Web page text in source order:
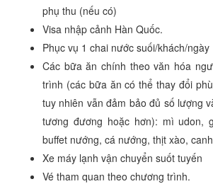
phụ thu (nếu có)
Visa nhập cảnh Hàn Quốc.
Phục vụ 1 chai nước suối/khách/ngày
Các bữa ăn chính theo văn hóa
trình (các bữa ăn có thể thay đổi
tuy nhiên vẫn đảm bảo đủ số lượng
tương đương hoặc hơn): mì udon,
buffet nướng, cá nướng, thịt xào,
Xe máy lạnh vận chuyển suốt tuyến
Vé tham quan theo chương trình.